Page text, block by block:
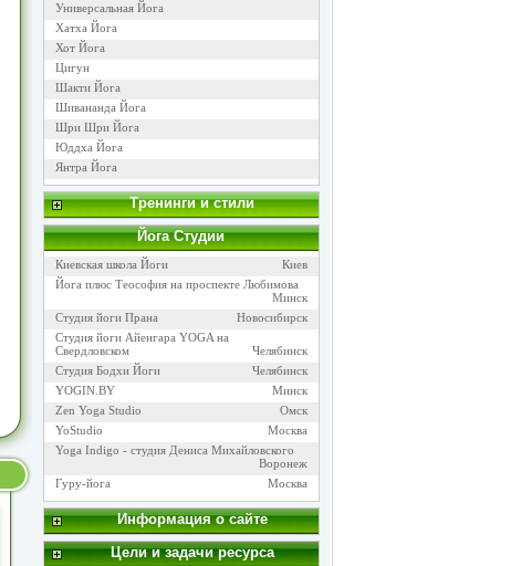
Универсальная Йога
Хатха Йога
Хот Йога
Цигун
Шакти Йога
Шивананда Йога
Шри Шри Йога
Юддха Йога
Янтра Йога
Тренинги и стили
Йога Cтудии
Киевская школа Йоги
Киев
Йога плюс Теософия на проспекте Любимова
Минск
Студия йоги Прана
Новосибирск
Студия йоги Айенгара YOGA на
Свердловском
Челябинск
Студия Бодхи Йоги
Челябинск
YOGIN.BY
Минск
Zen Yoga Studio
Омск
YoStudio
Москва
Yoga Indigo - студия Дениса Михайловского
Воронеж
Гуру-йога
Москва
Информация о сайте
Цели и задачи ресурса